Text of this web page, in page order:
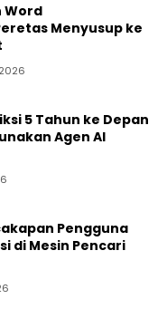
Word
Menyusup ke
5 Tahun ke Depan
Agen AI
Pengguna
di Mesin Pencari